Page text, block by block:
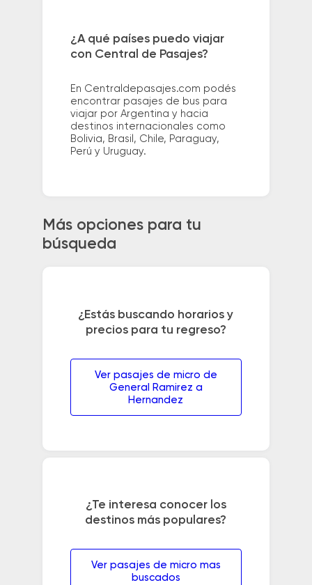
¿A qué países puedo viajar
con Central de Pasajes?
En Centraldepasajes.com podés
encontrar pasajes de bus para
viajar por Argentina y hacia
destinos internacionales como
Bolivia, Brasil, Chile, Paraguay,
Perú y Uruguay.
Más opciones para tu
búsqueda
¿Estás buscando horarios y
precios para tu regreso?
Ver pasajes de micro de
General Ramirez a
Hernandez
¿Te interesa conocer los
destinos más populares?
Ver pasajes de micro mas
buscados